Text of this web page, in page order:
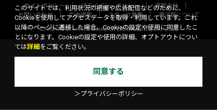
サイトポリシー プライバシーポリシー
運営会社
お問い合わせ
広告掲載 スタッフ募集
電子版について
©KADOKAWA ASCII Research Laboratories, Inc. 2026
このサイトでは、利用状況の把握や広告配信などのために、
Cookieを使用してアクセスデータを取得・利用しています。これ
以降のページに遷移した場合、Cookieの設定や使用に同意したこ
とになります。Cookieの設定や使用の詳細、オプトアウトについ
ては詳細 をご覧ください。
同意する
＞プライバシーポリシー